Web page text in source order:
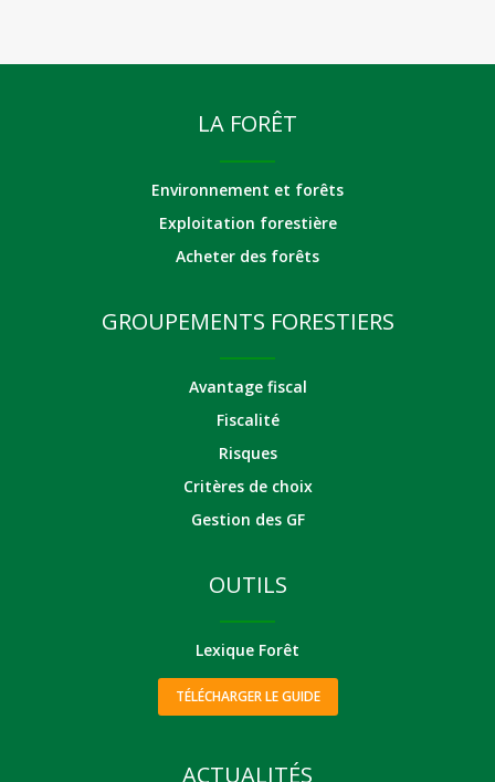
LA FORÊT
Environnement et forêts
Exploitation forestière
Acheter des forêts
GROUPEMENTS FORESTIERS
Avantage fiscal
Fiscalité
Risques
Critères de choix
Gestion des GF
OUTILS
Lexique Forêt
TÉLÉCHARGER LE GUIDE
ACTUALITÉS